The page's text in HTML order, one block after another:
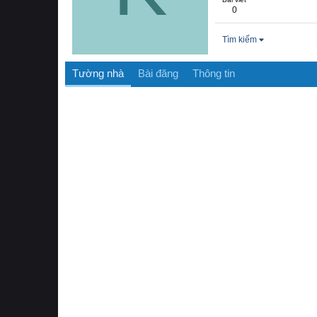
0
Tìm kiếm
Tường nhà Bài đăng Thông tin